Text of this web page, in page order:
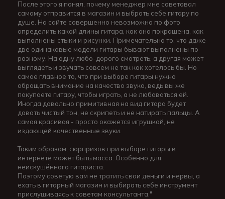
После этого я понял, почему менеджер мне советовал
самому отправится в магазин и выбрать себе гитару по
душе. На сайте совершенно невозможно по фото
определить какой длины гитара, как она покрашена, как
выполнены стыки и рисунки. Примечательно то, что даже
две одинаковые модели гитары бывают выполнены по-
разному. На одну любо-дорого смотреть, а другая может
выглядеть и звучать совсем не так как хотелось бы. Но
самое главное то, что при выборе гитары нужно
обращать внимание на качество звука, ведь вы же
покупаете гитару, чтобы играть, а не любоваться ей.
Иногда довольно примитивная на вид гитара будет
давать чистый тон, не скрипеть и не натирать пальцы. А
самая красивая - просто окажется игрушкой, не
издающей качественные звуки.
Таким образом, сюрпризов при выборе гитары в
интернете может быть масса. Особенно для
неискушённого гитариста.
Поэтому советую вам не тратить свои деньги и нервы, а
ехать в гитарный магазин и выбирать себе инструмент
прислушиваясь к советам консультанта."